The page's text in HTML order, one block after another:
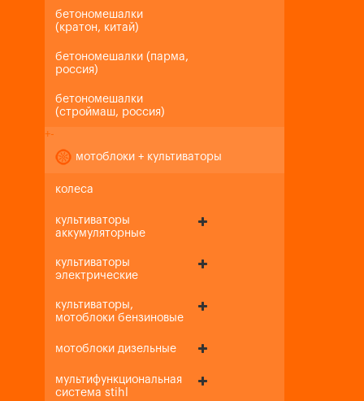
бетономешалки
(кратон, китай)
бетономешалки (парма,
россия)
бетономешалки
(строймаш, россия)
+-
мотоблоки + культиваторы
колеса
культиваторы
аккумуляторные
культиваторы
электрические
культиваторы,
мотоблоки бензиновые
мотоблоки дизельные
мультифункциональная
система stihl